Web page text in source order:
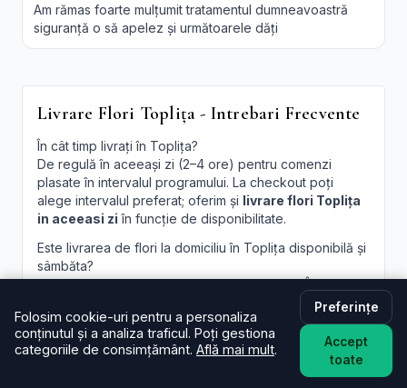
Am rămas foarte mulțumit tratamentul dumneavoastră
siguranță o să apelez și următoarele dăți
Livrare Flori Toplița - Intrebari Frecvente
În cât timp livrați în Toplița?
De regulă în aceeași zi (2–4 ore) pentru comenzi
plasate în intervalul programului. La checkout poți
alege intervalul preferat; oferim și livrare flori Toplița
in aceeasi zi în funcție de disponibilitate.
Este livrarea de flori la domiciliu în Toplița disponibilă și
sâmbăta?
Da, în majoritatea cazurilor livrăm și sâmbăta. În
perioade aglomerate pot exista sloturi limitate, afișate
la finalizare.
Pot programa livrarea pentru o oră anume în Toplița?
Oferim intervale orare; pentru ore fixe încercăm să
Folosim cookie-uri pentru a personaliza
conținutul și a analiza traficul. Poți gestiona
categoriile de consimțământ. Află mai mult.
Preferințe
Accept
toate